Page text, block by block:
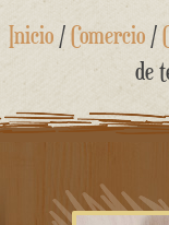
saltar
Inicio /Comercio /
de